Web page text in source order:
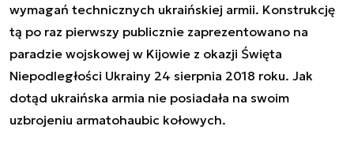
wymagań technicznych ukraińskiej armii. Konstrukcję
tą po raz pierwszy publicznie zaprezentowano na
paradzie wojskowej w Kijowie z okazji Święta
Niepodległości Ukrainy 24 sierpnia 2018 roku. Jak
dotąd ukraińska armia nie posiadała na swoim
uzbrojeniu armatohaubic kołowych.